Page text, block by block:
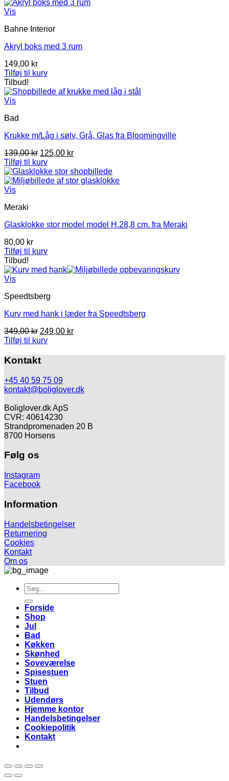
Vis
Bahne Interior
Akryl boks med 3 rum
149,00 kr
Tilføj til kurv
Tilbud!
Vis
Bad
Krukke m/Låg i sølv, Grå, Glas fra Bloomingville
139,00kr Den
oprindelige
pris
var:
125,00 krDen
pris
er:
Tilføj til kurv
Vis
Meraki
Glasklokke stor model model H.28,8 cm. fra Meraki
80,00 kr
Tilføj til kurv
Tilbud!
Vis
Speedtsberg
Kurv med hank i læder fra Speedtsberg
349,00kr Den
oprindelige
var:
249,00 krDen
Tilføj til kurv
Kontakt
+45 40 59 75 09
kontakt@boliglover.dk
Boliglover.dk ApS
CVR: 40614230
Strandpromenaden 20 B
8700 Horsens
Følg os
Instagram
Facebook
Information
Handelsbetingelser
Returnering
Cookies
Kontakt
Om os
Søg
efter:
Forside
Shop
Jul
Bad
Køkken
Skønhed
Soveværelse
Spisestuen
Stuen
Tilbud
Udendørs
Hjemme kontor
Handelsbetingelser
Cookiepolitik
Kontakt